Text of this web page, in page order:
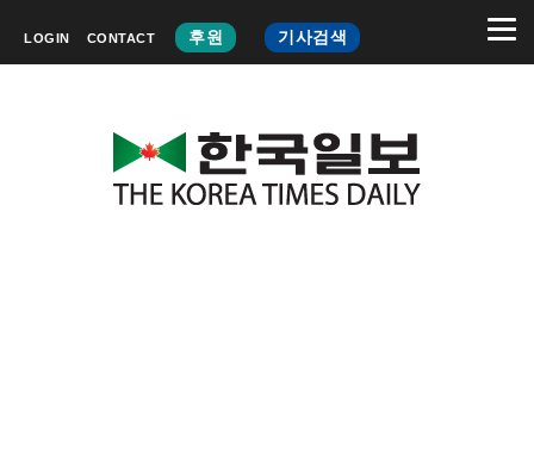
LOGIN CONTACT 후원 기사검색